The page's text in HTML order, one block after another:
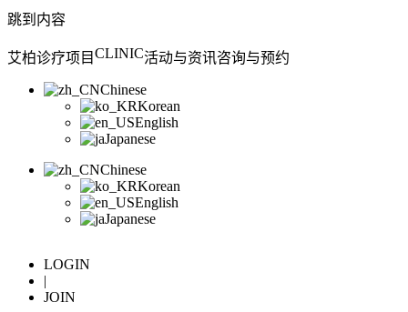
跳到内容
艾柏诊疗项目CLINIC活动与资讯咨询与预约
Chinese
Korean
English
Japanese
Chinese
Korean
English
Japanese
LOGIN
|
JOIN